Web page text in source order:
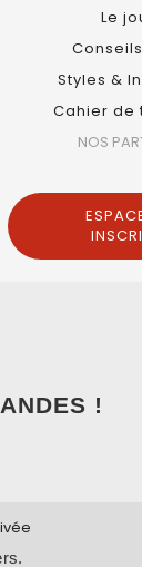
Le
Styles &
Cahier de
NOS
!